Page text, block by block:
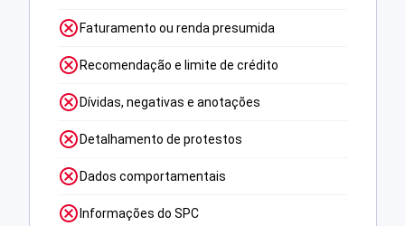
Faturamento ou renda presumida
Recomendação e limite de crédito
Dívidas, negativas e anotações
Detalhamento de protestos
Dados comportamentais
Informações do SPC